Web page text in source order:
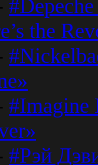
the
#Imagine
#Рэй